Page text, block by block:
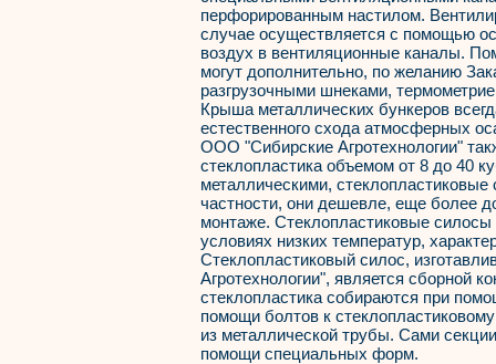
перфорированным настилом.
случае осуществляется с помощью
воздух в вентиляционные каналы.
могут дополнительно, по желанию
разгрузочными шнеками,
Крыша металлических бункеров
естественного схода атмосферных
ООО "Сибирские Агротехнологии"
стеклопластика объемом от 8 до 40
металлическими,
частности, они дешевле, еще более
монтаже. Стеклопластиковые силосы
условиях низких температур,
Cтеклопластиковый силос,
Агротехнологии", является сборной
стеклопластика собираются при
помощи болтов к
из металлической трубы. Сами
помощи специальных форм.